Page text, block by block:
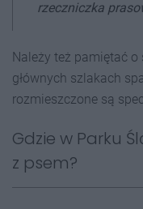
rzeczniczka
Należy też pamiętać
głównych szlakach
rozmieszczone są
Gdzie w Parku
z psem?